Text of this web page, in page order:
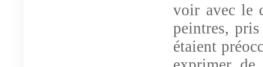
voir avec le
peintres,
étaient